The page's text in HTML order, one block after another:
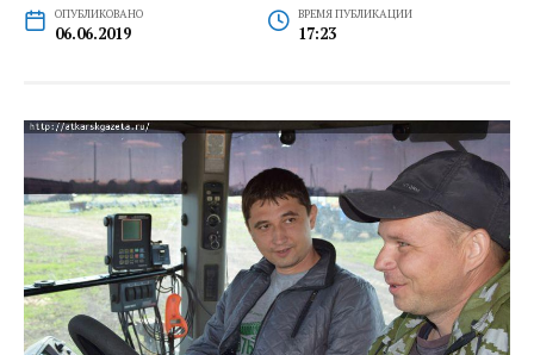
ОПУБЛИКОВАНО
06.06.2019
ВРЕМЯ ПУБЛИКАЦИИ
17:23